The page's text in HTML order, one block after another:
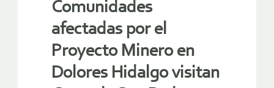
Comunidades
afectadas por el
Proyecto Minero en
Dolores Hidalgo visitan